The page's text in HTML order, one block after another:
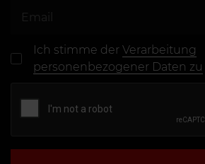
Ich stimme derVerarbeitung
personenbezogener Daten zu